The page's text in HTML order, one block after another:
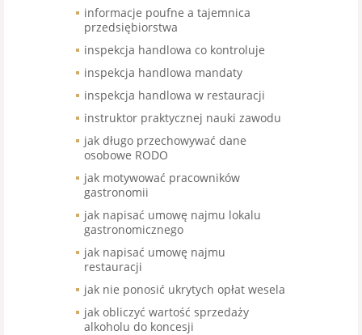
informacje poufne a tajemnica
przedsiębiorstwa
inspekcja handlowa co kontroluje
inspekcja handlowa mandaty
inspekcja handlowa w restauracji
instruktor praktycznej nauki zawodu
jak długo przechowywać dane
osobowe RODO
jak motywować pracowników
gastronomii
jak napisać umowę najmu lokalu
gastronomicznego
jak napisać umowę najmu
restauracji
jak nie ponosić ukrytych opłat wesela
jak obliczyć wartość sprzedaży
alkoholu do koncesji